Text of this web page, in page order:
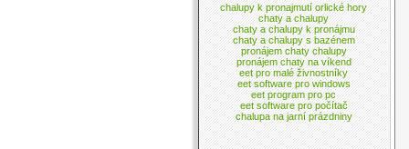
chalupy k pronajmutí orlické hory
chaty a chalupy
chaty a chalupy k pronájmu
chaty a chalupy s bazénem
pronájem chaty chalupy
pronájem chaty na víkend
eet pro malé živnostníky
eet software pro windows
eet program pro pc
eet software pro počítač
chalupa na jarní prázdniny